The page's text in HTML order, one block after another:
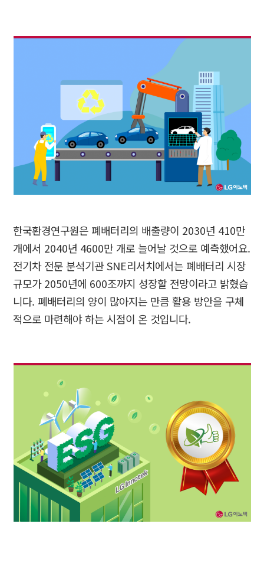
한국환경연구원은 폐배터리의 배출량이 2030년 410만
개에서 2040년 4600만 개로 늘어날 것으로 예측했어요.
전기차 전문 분석기관SNE리서치에서는 폐배터리 시장
규모가2050년에 600조까지 성장할 전망이라고 밝혔습
니다. 폐배터리의 양이 많아지는 만큼 활용 방안을 구체
적으로 마련해야 하는 시점이 온 것입니다.